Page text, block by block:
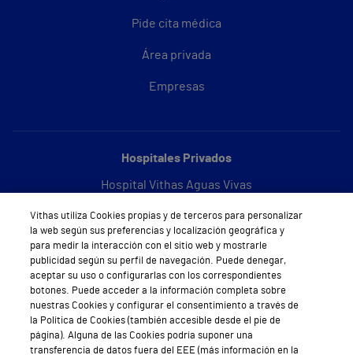
Pide cita médica
Área privada
Empresas
Hospitales Privados
Hospital Vithas Aguas Vivas
Hospital Vithas Alicante
Hospital Vithas Almería
Hospital Vithas Barcelona
Hospital Vithas Castellón
Hospital Vithas Granada
Vithas utiliza Cookies propias y de terceros para personalizar
la web según sus preferencias y localización geográfica y
para medir la interacción con el sitio web y mostrarle
publicidad según su perfil de navegación. Puede denegar,
aceptar su uso o configurarlas con los correspondientes
botones. Puede acceder a la información completa sobre
nuestras Cookies y configurar el consentimiento a través de
la Política de Cookies (también accesible desde el pie de
página). Alguna de las Cookies podría suponer una
transferencia de datos fuera del EEE (más información en la